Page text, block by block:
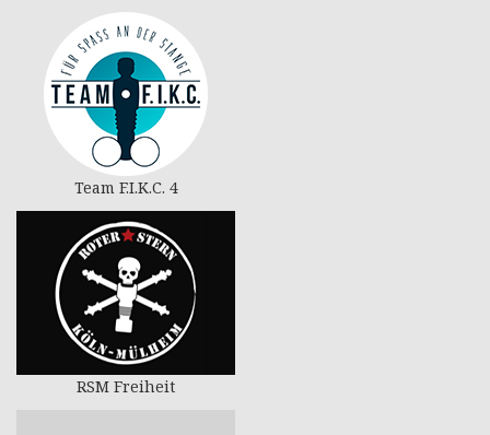
Team F.I.K.C. 4
RSM Freiheit